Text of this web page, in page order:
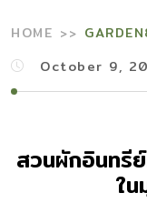
HOME
October 9,
สวนผักอินทรี
ใน